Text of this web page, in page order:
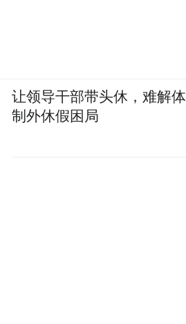
让领导干部带头休，难解体
制外休假困局